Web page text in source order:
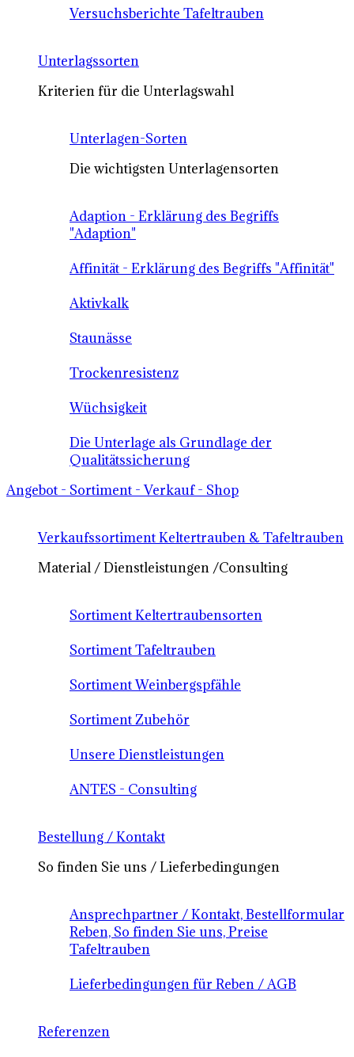
Versuchsberichte Tafeltrauben
Unterlagssorten
Kriterien für die Unterlagswahl
Unterlagen-Sorten
Die wichtigsten Unterlagensorten
Adaption - Erklärung des Begriffs
"Adaption"
Affinität - Erklärung des Begriffs "Affinität"
Aktivkalk
Staunässe
Trockenresistenz
Wüchsigkeit
Die Unterlage als Grundlage der
Qualitätssicherung
Angebot - Sortiment - Verkauf - Shop
Verkaufssortiment Keltertrauben & Tafeltrauben
Material / Dienstleistungen /Consulting
Sortiment Keltertraubensorten
Sortiment Tafeltrauben
Sortiment Weinbergspfähle
Sortiment Zubehör
Unsere Dienstleistungen
ANTES - Consulting
Bestellung / Kontakt
So finden Sie uns / Lieferbedingungen
Ansprechpartner / Kontakt, Bestellformular
Reben, So finden Sie uns, Preise
Tafeltrauben
Lieferbedingungen für Reben / AGB
Referenzen